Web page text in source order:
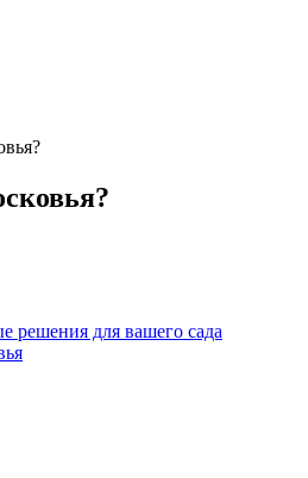
решения для вашего сада